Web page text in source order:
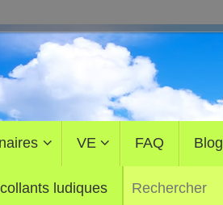
VE FAQ Blog
ludiques